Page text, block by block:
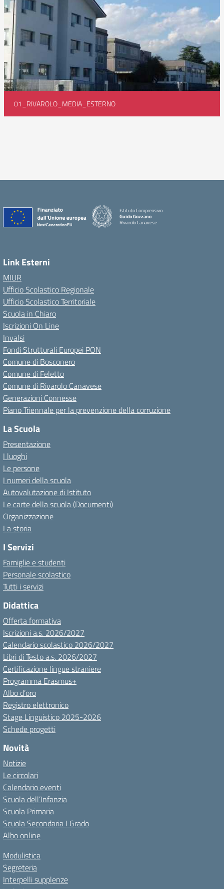
01_RIVAROLO_MEDIA_ESTERNO
Istituto Comprensivo
Guido Gozzano
Rivarolo Canavese
Link Esterni
MIUR
Ufficio Scolastico Regionale
Ufficio Scolastico Territoriale
Scuola in Chiaro
Iscrizioni On Line
Invalsi
Fondi Strutturali Europei PON
Comune di Bosconero
Comune di Feletto
Comune di Rivarolo Canavese
Generazioni Connesse
Piano Triennale per la prevenzione della corruzione
La Scuola
Presentazione
I luoghi
Le persone
I numeri della scuola
Autovalutazione di Istituto
Le carte della scuola (Documenti)
Organizzazione
La storia
I Servizi
Famiglie e studenti
Personale scolastico
Tutti i servizi
Didattica
Offerta formativa
Iscrizioni a.s. 2026/2027
Calendario scolastico 2026/2027
Libri di Testo a.s. 2026/2027
Certificazione lingue straniere
Programma Erasmus+
Albo d’oro
Registro elettronico
Stage Linguistico 2025-2026
Schede progetti
Novità
Notizie
Le circolari
Calendario eventi
Scuola dell’Infanzia
Scuola Primaria
Scuola Secondaria I Grado
Albo online
Modulistica
Segreteria
Interpelli supplenze